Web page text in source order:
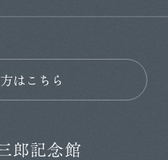
はこちら